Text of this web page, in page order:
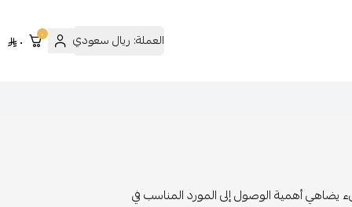
العملة: ريال سعودي ٠ ٠
يضاهي أهمية الوصول إلى المورد المناسب في